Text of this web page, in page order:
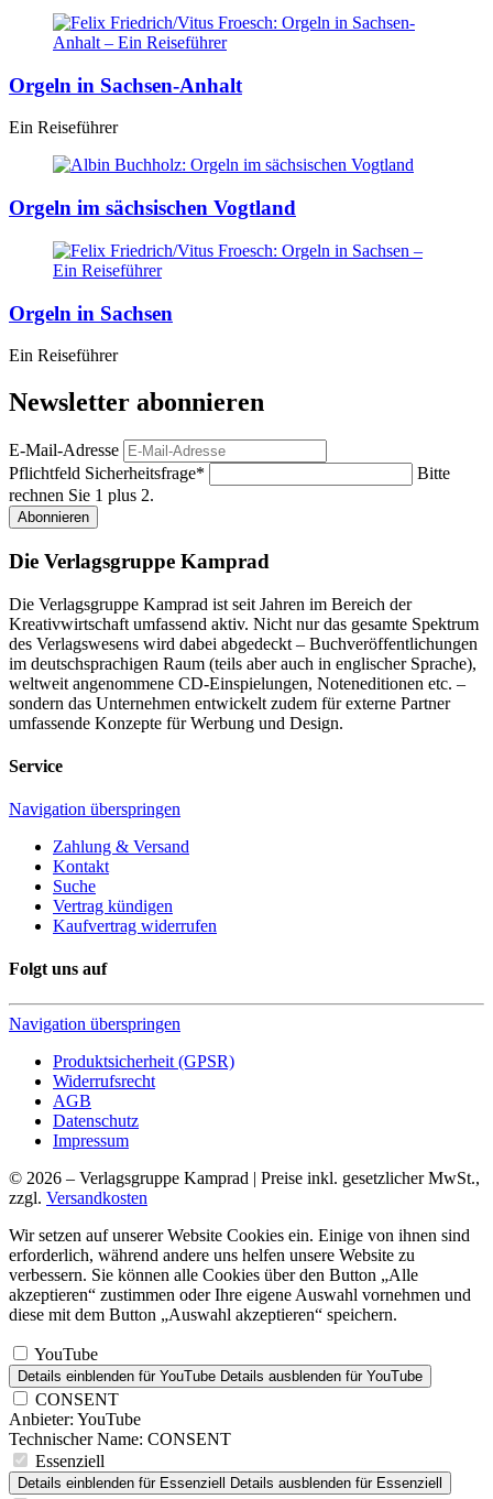
Orgeln in Sachsen-Anhalt
Ein Reiseführer
Orgeln im sächsischen Vogtland
Orgeln in Sachsen
Ein Reiseführer
Newsletter abonnieren
E-Mail-Adresse
Pflichtfeld Sicherheitsfrage*
Bitte
rechnen Sie 1 plus 2.
Abonnieren
Die Verlagsgruppe Kamprad
Die Verlagsgruppe Kamprad ist seit Jahren im Bereich der
Kreativwirtschaft umfassend aktiv. Nicht nur das gesamte Spektrum
des Verlagswesens wird dabei abgedeckt – Buchveröffentlichungen
im deutschsprachigen Raum (teils aber auch in englischer Sprache),
weltweit angenommene CD-Einspielungen, Noteneditionen etc. –
sondern das Unternehmen entwickelt zudem für externe Partner
umfassende Konzepte für Werbung und Design.
Service
Navigation überspringen
Zahlung & Versand
Kontakt
Suche
Vertrag kündigen
Kaufvertrag widerrufen
Folgt uns auf
Navigation überspringen
Produktsicherheit (GPSR)
Widerrufsrecht
AGB
Datenschutz
Impressum
© 2026 – Verlagsgruppe Kamprad | Preise inkl. gesetzlicher MwSt.,
zzgl. Versandkosten
Wir setzen auf unserer Website Cookies ein. Einige von ihnen sind
erforderlich, während andere uns helfen unsere Website zu
verbessern. Sie können alle Cookies über den Button „Alle
akzeptieren“ zustimmen oder Ihre eigene Auswahl vornehmen und
diese mit dem Button „Auswahl akzeptieren“ speichern.
YouTube
Details einblenden für YouTube Details ausblenden für YouTube
CONSENT
Anbieter: YouTube
Technischer Name: CONSENT
Essenziell
Details einblenden für Essenziell Details ausblenden für Essenziell